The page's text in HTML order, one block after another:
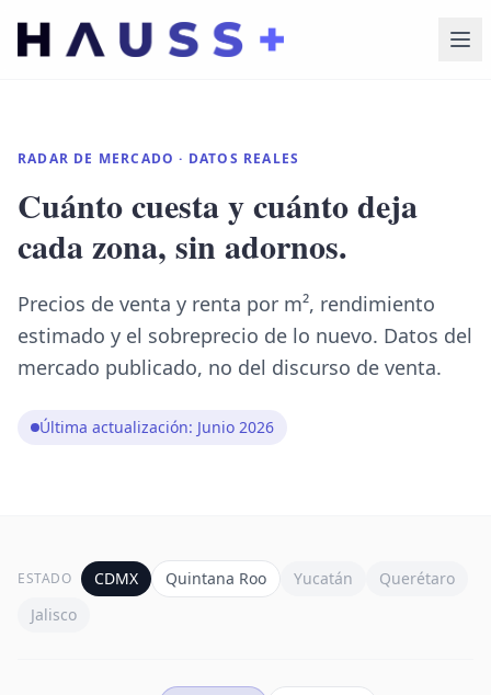
RADAR DE MERCADO · DATOS REALES
Cuánto cuesta y cuánto deja
cada zona, sin adornos.
Precios de venta y renta por m², rendimiento
estimado y el sobreprecio de lo nuevo. Datos del
mercado publicado, no del discurso de venta.
Última actualización: Junio 2026
ESTADO CDMX Quintana Roo Yucatán
Querétaro
Jalisco